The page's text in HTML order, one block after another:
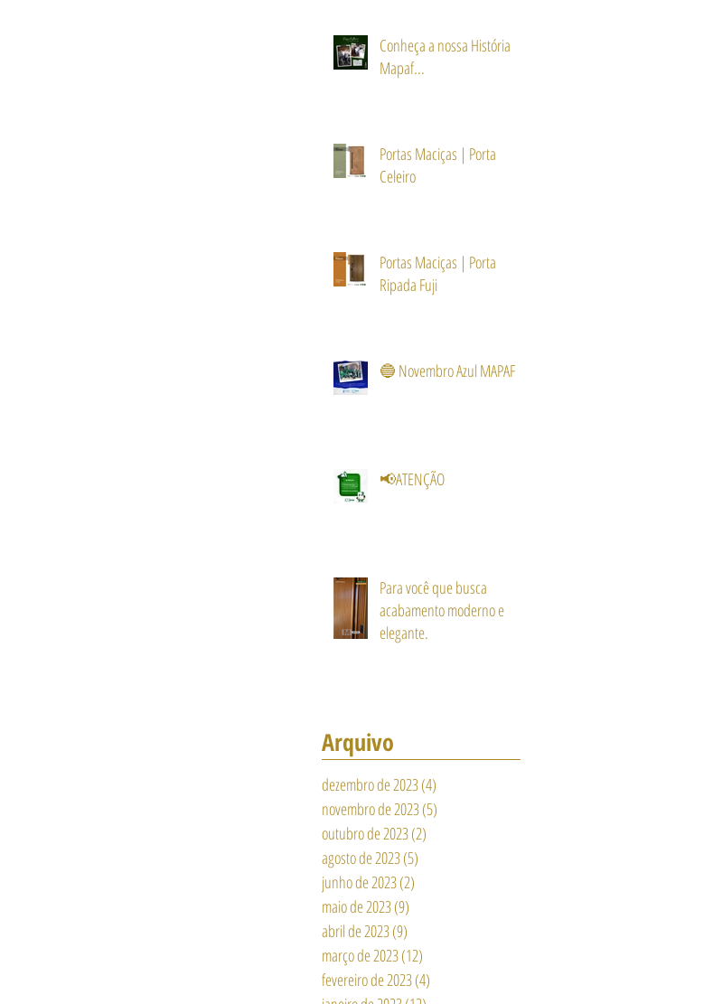
Conheça a nossa História
Mapaf...
Portas Maciças | Porta
Celeiro
Portas Maciças | Porta
Ripada Fuji
🔵 Novembro Azul MAPAF
📢ATENÇÃO
Para você que busca
acabamento moderno e
elegante.
Arquivo
dezembro de 2023(4)
novembro de 2023(5)
outubro de 2023(2)
agosto de 2023(5)
junho de 2023(2)
maio de 2023(9)
abril de 2023(9)
março de 2023(12)
fevereiro de 2023(4)